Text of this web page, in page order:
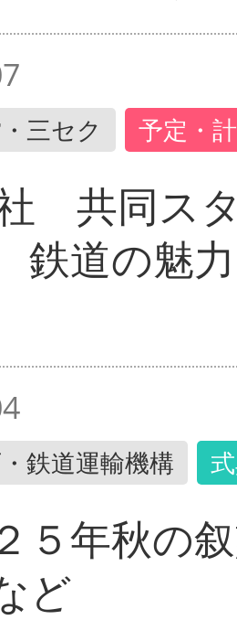
三セク 予定・
共同ス
道の魅
鉄道運輸機構
５年秋の
ど